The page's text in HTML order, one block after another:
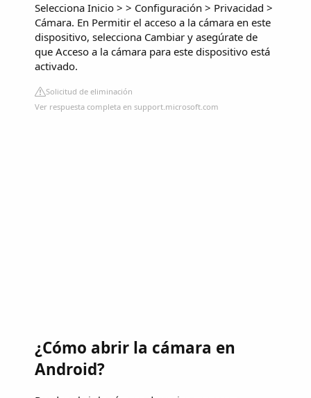
Selecciona Inicio > > Configuración > Privacidad >
Cámara. En Permitir el acceso a la cámara en este
dispositivo, selecciona Cambiar y asegúrate de
que Acceso a la cámara para este dispositivo está
activado.
Solicitud de eliminación
Ver respuesta completa en support.microsoft.com
¿Cómo abrir la cámara en
Android?